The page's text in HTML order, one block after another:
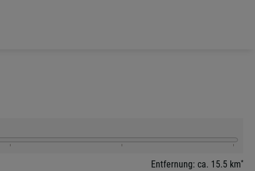
Entfernung: ca. 15.5 km*